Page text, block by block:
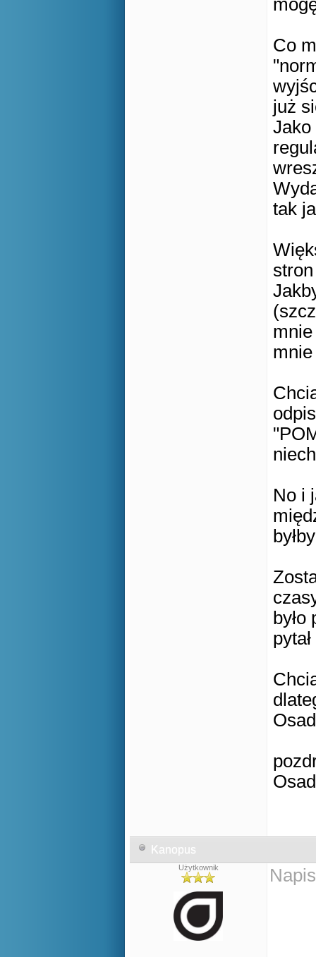
Co
już
Jako
tak
No i
Kanopus
Użytkownik